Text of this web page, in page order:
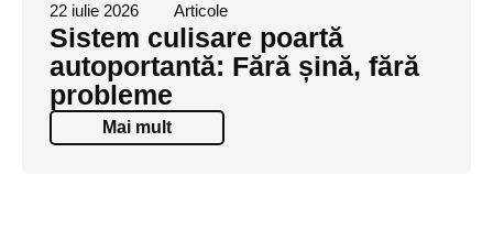
22 iulie 2026 Articole
Sistem culisare poartă
autoportantă: Fără șină, fără
probleme
Mai mult